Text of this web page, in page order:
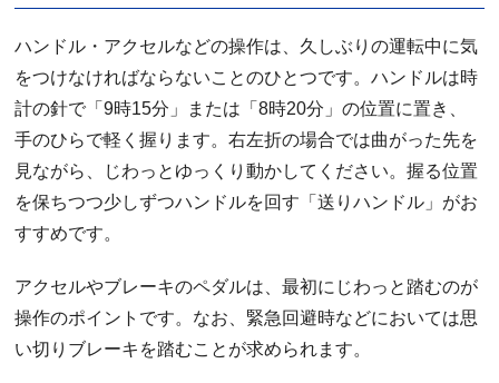
ハンドル・アクセルなどの操作は、久しぶりの運転中に気
をつけなければならないことのひとつです。ハンドルは時
計の針で「9時15分」または「8時20分」の位置に置き、
手のひらで軽く握ります。右左折の場合では曲がった先を
見ながら、じわっとゆっくり動かしてください。握る位置
を保ちつつ少しずつハンドルを回す「送りハンドル」がお
すすめです。
アクセルやブレーキのペダルは、最初にじわっと踏むのが
操作のポイントです。なお、緊急回避時などにおいては思
い切りブレーキを踏むことが求められます。